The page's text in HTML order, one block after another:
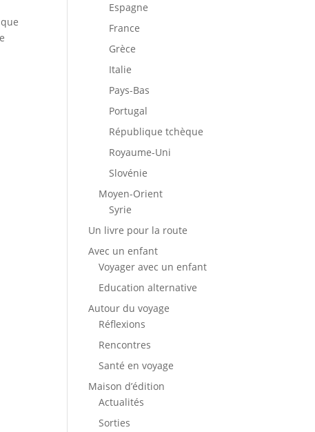
Espagne
France
Grèce
Italie
Pays-Bas
Portugal
République tchèque
Royaume-Uni
Slovénie
Moyen-Orient
Syrie
Un livre pour la route
Avec un enfant
Voyager avec un enfant
Education alternative
Autour du voyage
Réflexions
Rencontres
Santé en voyage
Maison d’édition
Actualités
Sorties